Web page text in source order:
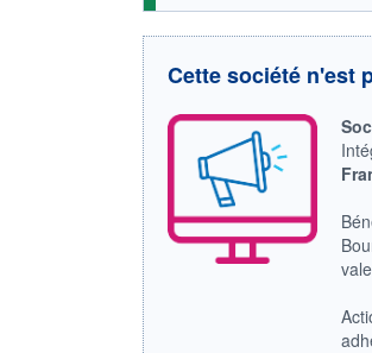
Cette société n'est